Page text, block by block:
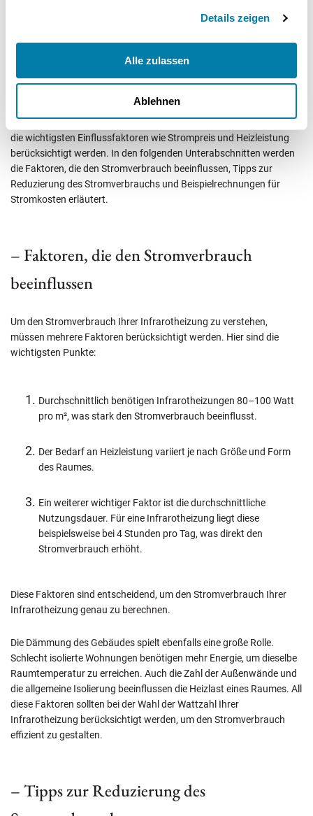
Details zeigen
Alle zulassen
Ablehnen
verschiedene Faktoren beeinflusst, einschließlich der Wattzahl,
Stromkosten führen, da mehr Energie verbraucht wird.
Infrarotheizungen sind jedoch in der Regel energieeffizienter als
viele herkömmliche Heizsysteme und wandeln einen Großteil der
Um die Betriebskosten einer Infrarotheizung zu berechnen, müssen
die wichtigsten Einflussfaktoren wie Strompreis und Heizleistung
berücksichtigt werden. In den folgenden Unterabschnitten werden
die Faktoren, die den Stromverbrauch beeinflussen, Tipps zur
Reduzierung des Stromverbrauchs und Beispielrechnungen für
Stromkosten erläutert.
– Faktoren, die den Stromverbrauch
beeinflussen
Um den Stromverbrauch Ihrer Infrarotheizung zu verstehen,
müssen mehrere Faktoren berücksichtigt werden. Hier sind die
wichtigsten Punkte:
Durchschnittlich benötigen Infrarotheizungen 80–100 Watt
pro m², was stark den Stromverbrauch beeinflusst.
Der Bedarf an Heizleistung variiert je nach Größe und Form
des Raumes.
Ein weiterer wichtiger Faktor ist die durchschnittliche
Nutzungsdauer. Für eine Infrarotheizung liegt diese
beispielsweise bei 4 Stunden pro Tag, was direkt den
Stromverbrauch erhöht.
Diese Faktoren sind entscheidend, um den Stromverbrauch Ihrer
Infrarotheizung genau zu berechnen.
Die Dämmung des Gebäudes spielt ebenfalls eine große Rolle.
Schlecht isolierte Wohnungen benötigen mehr Energie, um dieselbe
Raumtemperatur zu erreichen. Auch die Zahl der Außenwände und
die allgemeine Isolierung beeinflussen die Heizlast eines Raumes. All
diese Faktoren sollten bei der Wahl der Wattzahl Ihrer
Infrarotheizung berücksichtigt werden, um den Stromverbrauch
effizient zu gestalten.
– Tipps zur Reduzierung des